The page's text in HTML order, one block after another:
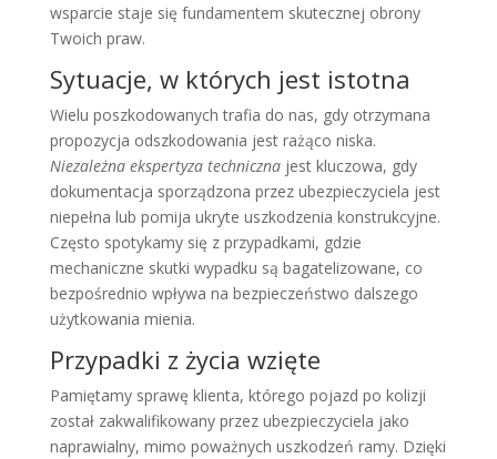
wsparcie staje się fundamentem skutecznej obrony
Twoich praw.
Sytuacje, w których jest istotna
Wielu poszkodowanych trafia do nas, gdy otrzymana
propozycja odszkodowania jest rażąco niska.
Niezależna ekspertyza technicznajest kluczowa, gdy
dokumentacja sporządzona przez ubezpieczyciela jest
niepełna lub pomija ukryte uszkodzenia konstrukcyjne.
Często spotykamy się z przypadkami, gdzie
mechaniczne skutki wypadku są bagatelizowane, co
bezpośrednio wpływa na bezpieczeństwo dalszego
użytkowania mienia.
Przypadki z życia wzięte
Pamiętamy sprawę klienta, którego pojazd po kolizji
został zakwalifikowany przez ubezpieczyciela jako
naprawialny, mimo poważnych uszkodzeń ramy. Dzięki